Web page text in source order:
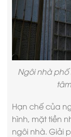
Ngôi nhà
Hạn chế của
hình, mặt tiền
ngôi nhà. Giải